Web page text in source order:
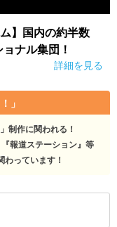
】国内の約半数
ナル集団！
詳細を見る
」
制作に関われる！
報道ステーション』等
っています！